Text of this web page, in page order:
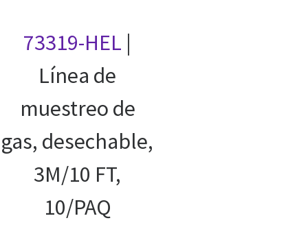
73319-HEL |
Línea de
muestreo de
gas, desechable,
3M/10 FT,
10/PAQ